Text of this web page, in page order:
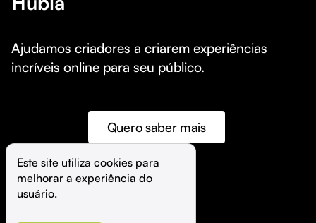
Ajudamos criadores a criarem experiências
incríveis online para seu público.
Quero saber mais
©️ Hubla Tecnologia Ltda • 2026
Este site utiliza cookies para
melhorar a experiência do
usuário.